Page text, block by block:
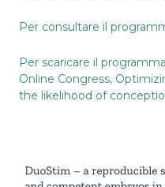
Per consultare il
Per scaricare il
Online Congress,
the likelihood of